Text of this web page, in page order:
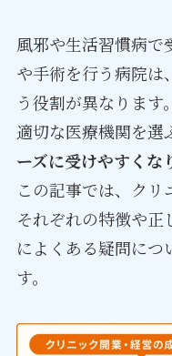
風邪や生活習慣病で
や手術を行う病院は
う役割が異なります。
適切な医療機関を選
ーズに受けやすくな
この記事では、クリ
それぞれの特徴や正
によくある疑問につ
す。